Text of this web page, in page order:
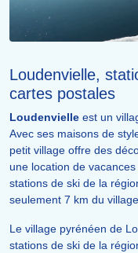
Loudenvielle,
cartes postales
Loudenvielle est un
Avec ses maisons de
petit village offre des
une location de
stations de ski de la
seulement 7 km du
Le village pyrénéen de
stations de ski de la